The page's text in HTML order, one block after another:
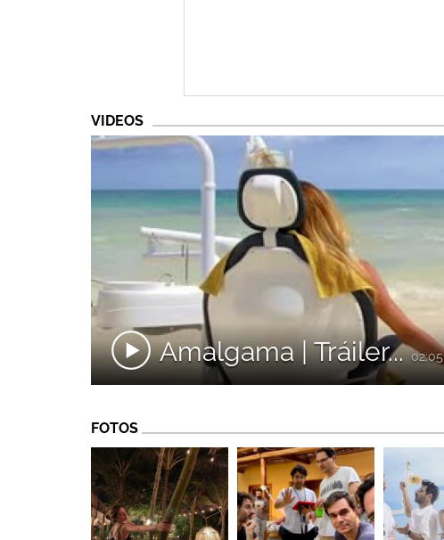
VIDEOS
Amalgama | Tráiler...02:05
FOTOS